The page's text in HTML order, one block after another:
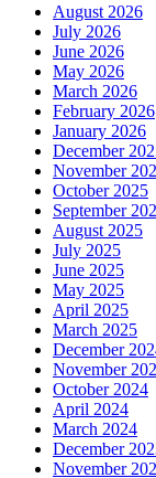
August 2026
July 2026
June 2026
May 2026
March 2026
February 2026
January 2026
December
November
October 2025
September
August 2025
July 2025
June 2025
May 2025
April 2025
March 2025
December
November
October 2024
April 2024
March 2024
December
November